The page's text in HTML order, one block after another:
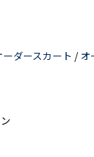
ーダースカート / オ